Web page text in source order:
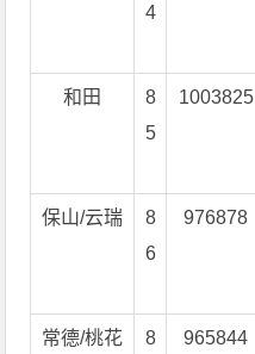
4
和田
8
5
1003825
保山/云瑞
8
6
976878
常德/桃花
8
965844